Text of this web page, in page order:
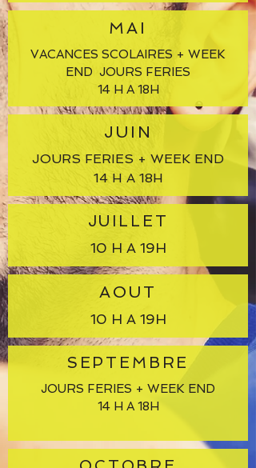
VACANCES SCOLAIRES + WEEK
END JOURS FERIES
14 H A 18H
MAI
JOURS FERIES + WEEK END
14 H A 18H
JUIN
10 H A 19H
JUILLET
10 H A 19H
AOUT
JOURS FERIES + WEEK END
14 H A 18H
SEPTEMBRE